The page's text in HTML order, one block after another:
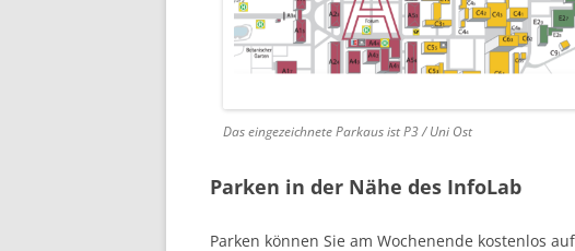
Das eingezeichnete Parkaus ist P3 / Uni Ost
Parken in der Nähe des InfoLab
Parken können Sie am Wochenende kostenlos